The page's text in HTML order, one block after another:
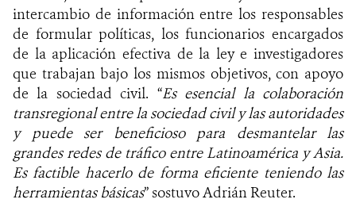
intercambio de información entre los responsables
de formular políticas, los funcionarios encargados
de la aplicación efectiva de la ley e investigadores
que trabajan bajo los mismos objetivos, con apoyo
de la sociedad civil. “Es esencial la colaboración
transregional entre la sociedad civil y las autoridades
y puede ser beneficioso para desmantelar las
grandes redes de tráfico entre Latinoamérica y Asia.
Es factible hacerlo de forma eficiente teniendo las
herramientas básicas” sostuvo Adrián Reuter.